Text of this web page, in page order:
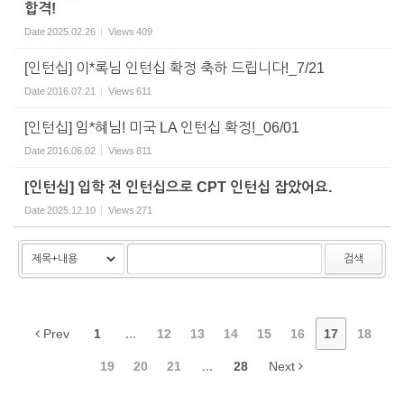
합격!
Date2025.02.26 Views 409
[인턴십] 이*록님 인턴십 확정 축하 드립니다!_7/21
Date2016.07.21 Views 611
[인턴십] 임*혜님! 미국 LA 인턴십 확정!_06/01
Date2016.06.02 Views 811
[인턴십] 입학 전 인턴십으로 CPT 인턴십 잡았어요.
Date2025.12.10 Views 271
검색
Prev 1 ... 12 13 14 15 16 17 18
19 20 21 ... 28 Next